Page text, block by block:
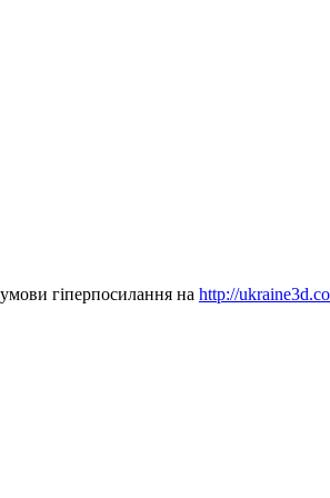
гіперпосилання на http://